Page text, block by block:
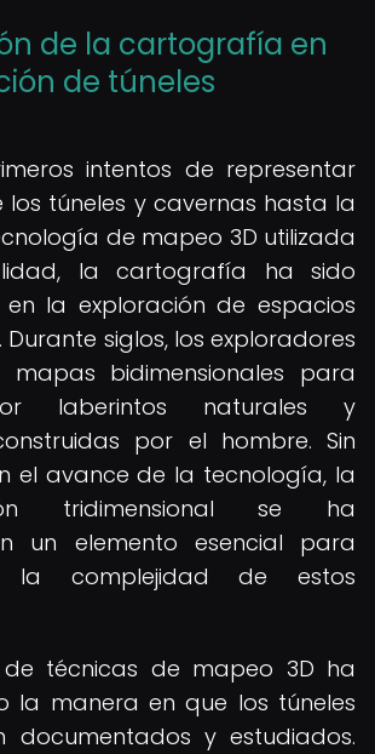
de la cartografía en
de túneles
intentos de representar
túneles y cavernas hasta la
de mapeo 3D utilizada
la cartografía ha sido
la exploración de espacios
siglos, los exploradores
mapas bidimensionales para
laberintos naturales y
por el hombre. Sin
el avance de la tecnología, la
tridimensional se ha
un elemento esencial para
la complejidad de estos
de técnicas de mapeo 3D ha
la manera en que los túneles
documentados y estudiados.